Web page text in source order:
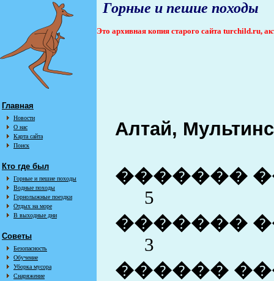
Главная
Новости
О нас
Карта сайта
Поиск
Кто где был
Горные и пешие походы
Водные походы
Горнолыжные поездки
Отдых на море
В выходные дни
Советы
Безопасность
Обучение
Уборка мусора
Снаряжение
Горные и пешие походы
Это архивная копия старого сайта turchild.ru,
Алтай,
�������
5
�������
3
������